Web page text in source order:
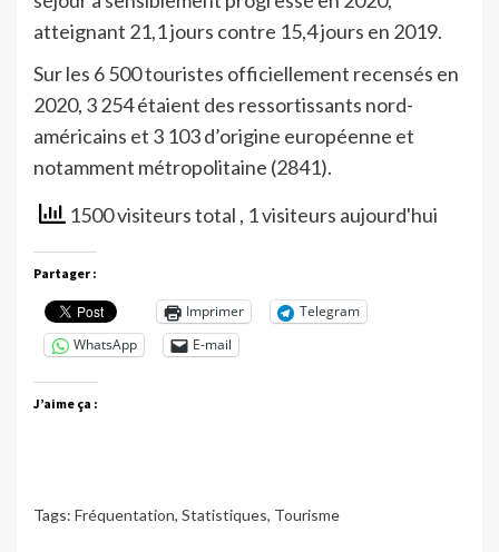
atteignant 21,1 jours contre 15,4 jours en 2019.
Sur les 6 500 touristes officiellement recensés en
2020, 3 254 étaient des ressortissants nord-
américains et 3 103 d’origine européenne et
notamment métropolitaine (2841).
1500 visiteurs total , 1 visiteurs aujourd'hui
Partager :
Imprimer
Telegram
WhatsApp
E-mail
J’aime ça :
Tags: Fréquentation, Statistiques, Tourisme